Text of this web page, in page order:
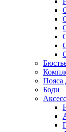
Пояса
Боди